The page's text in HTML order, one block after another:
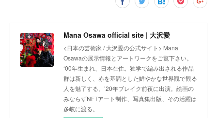
Mana Osawa official site | 大沢愛
<日本の芸術家 / 大沢愛の公式サイト> Mana
Osawaの展示情報とアートワークをご覧下さい。
‘00年生まれ、日本在住。独学で編み出される作品
群は新しく、赤を基調とした鮮やかな世界観で観る
人を魅了する。’20年ブレイク前夜に出演。絵画の
みならずNFTアート制作、写真集出版、その活躍は
多岐に渡る。